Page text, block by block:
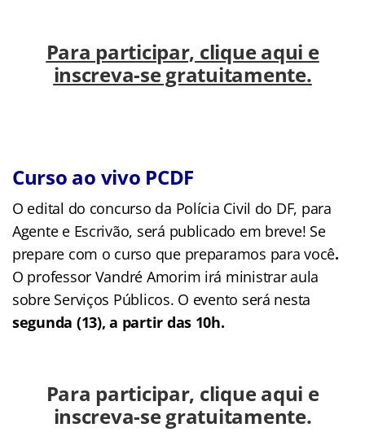
Para participar, clique aqui e
inscreva-se gratuitamente.
Curso ao vivo PCDF
O edital do concurso da Polícia Civil do DF, para
Agente e Escrivão, será publicado em breve! Se
prepare com o curso que preparamos para você.
O professor Vandré Amorim irá ministrar aula
sobre Serviços Públicos. O evento será nesta
segunda (13), a partir das 10h.
Para participar, clique aqui e
inscreva-se gratuitamente.